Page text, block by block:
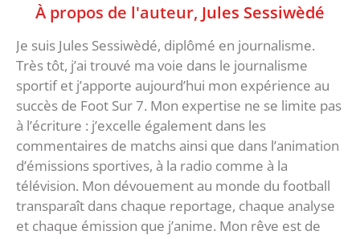
À propos de l'auteur, Jules Sessiwèdé
Je suis Jules Sessiwèdé, diplômé en journalisme.
Très tôt, j’ai trouvé ma voie dans le journalisme
sportif et j’apporte aujourd’hui mon expérience au
succès de Foot Sur 7. Mon expertise ne se limite pas
à l’écriture : j’excelle également dans les
commentaires de matchs ainsi que dans l’animation
d’émissions sportives, à la radio comme à la
télévision. Mon dévouement au monde du football
transparaît dans chaque reportage, chaque analyse
et chaque émission que j’anime. Mon rêve est de